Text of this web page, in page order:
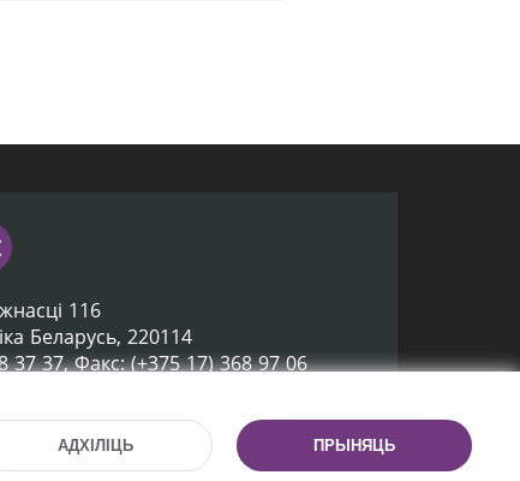
116
Беларусь, 220114
37 37, Факс: (+375 17) 368 97 06
Распрацоўка сайта:mrsoft.by
АДХІЛІЦЬ ПРЫНЯЦЬ